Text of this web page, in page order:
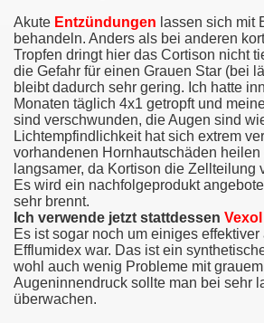
Akute Entzündungen lassen sich mit
behandeln. Anders als bei anderen
Tropfen dringt hier das Cortison nicht
die Gefahr für einen Grauen Star (bei
bleibt dadurch sehr gering. Ich hatte
Monaten täglich 4x1 getropft und
sind verschwunden, die Augen sind
Lichtempfindlichkeit hat sich extrem
vorhandenen Hornhautschäden
langsamer, da Kortison die Zellteilung
Es wird ein nachfolgeprodukt
sehr brennt.
Ich verwende jetzt stattdessen Vexol
Es ist sogar noch um einiges effektiver
Efflumidex war. Das ist ein
wohl auch wenig Probleme mit
Augeninnendruck sollte man bei sehr
überwachen.